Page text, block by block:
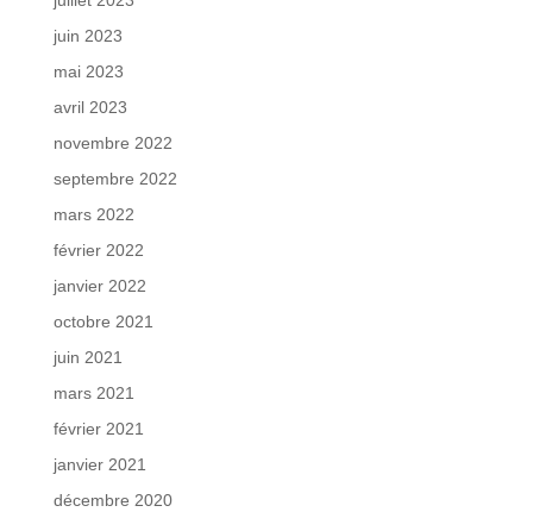
juin 2023
mai 2023
avril 2023
novembre 2022
septembre 2022
mars 2022
février 2022
janvier 2022
octobre 2021
juin 2021
mars 2021
février 2021
janvier 2021
décembre 2020